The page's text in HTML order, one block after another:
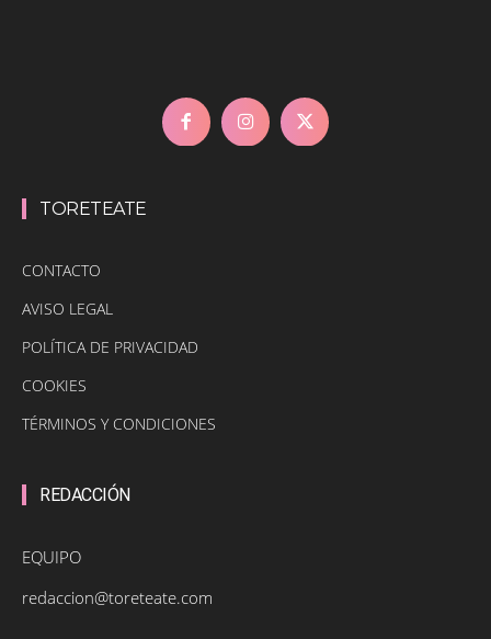
TORETEATE
CONTACTO
AVISO LEGAL
POLÍTICA DE PRIVACIDAD
COOKIES
TÉRMINOS Y CONDICIONES
REDACCIÓN
EQUIPO
redaccion@toreteate.com